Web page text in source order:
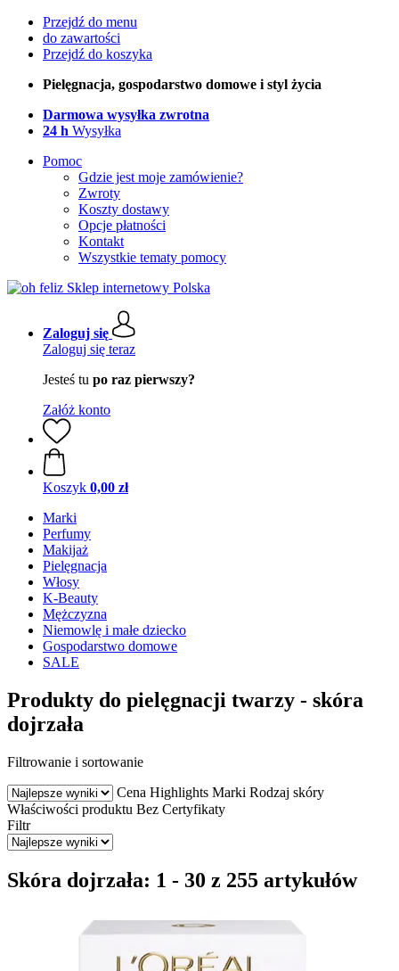
Przejdź do menu
do zawartości
Przejdź do koszyka
Pielęgnacja, gospodarstwo domowe i styl życia
Darmowa wysyłka zwrotna
24 h Wysyłka
Pomoc
Gdzie jest moje zamówienie?
Zwroty
Koszty dostawy
Opcje płatności
Kontakt
Wszystkie tematy pomocy
Zaloguj się
Zaloguj się teraz
Jesteś tu po raz pierwszy?
Załóż konto
Koszyk 0,00 zł
Marki
Perfumy
Makijaż
Pielęgnacja
Włosy
K-Beauty
Mężczyzna
Niemowlę i małe dziecko
Gospodarstwo domowe
SALE
Produkty do pielęgnacji twarzy - skóra
dojrzała
Filtrowanie i sortowanie
Cena Highlights Marki Rodzaj skóry
Właściwości produktu Bez Certyfikaty
Filtr
Skóra dojrzała: 1 - 30 z 255 artykułów